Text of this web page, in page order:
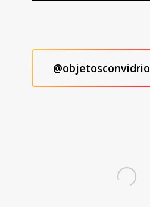
@objetosconvidrio